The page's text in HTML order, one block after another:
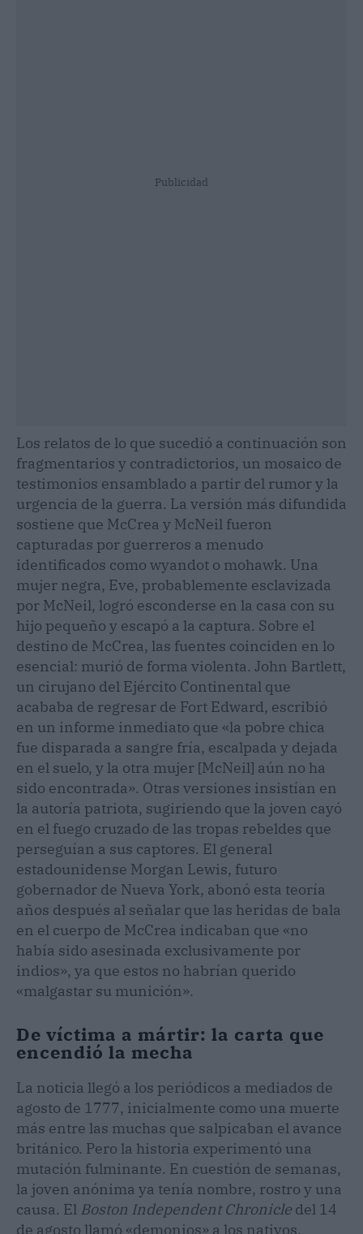
Publicidad
Los relatos de lo que sucedió a continuación son
fragmentarios y contradictorios, un mosaico de
testimonios ensamblado a partir del rumor y la
urgencia de la guerra. La versión más difundida
sostiene que McCrea y McNeil fueron
capturadas por guerreros a menudo
identificados como wyandot o mohawk. Una
mujer negra, Eve, probablemente esclavizada
por McNeil, logró esconderse en la casa con su
hijo pequeño y escapó a la captura. Sobre el
destino de McCrea, las fuentes coinciden en lo
esencial: murió de forma violenta. John Bartlett,
un cirujano del Ejército Continental que
acababa de regresar de Fort Edward, escribió
en un informe inmediato que «la pobre chica
fue disparada a sangre fría, escalpada y dejada
en el suelo, y la otra mujer [McNeil] aún no ha
sido encontrada». Otras versiones insistían en
la autoría patriota, sugiriendo que la joven cayó
en el fuego cruzado de las tropas rebeldes que
perseguían a sus captores. El general
estadounidense Morgan Lewis, futuro
gobernador de Nueva York, abonó esta teoría
años después al señalar que las heridas de bala
en el cuerpo de McCrea indicaban que «no
había sido asesinada exclusivamente por
indios», ya que estos no habrían querido
«malgastar su munición».
De víctima a mártir: la carta que
encendió la mecha
La noticia llegó a los periódicos a mediados de
agosto de 1777, inicialmente como una muerte
más entre las muchas que salpicaban el avance
británico. Pero la historia experimentó una
mutación fulminante. En cuestión de semanas,
la joven anónima ya tenía nombre, rostro y una
causa. El Boston Independent Chronicle del 14
de agosto llamó «demonios» a los nativos,